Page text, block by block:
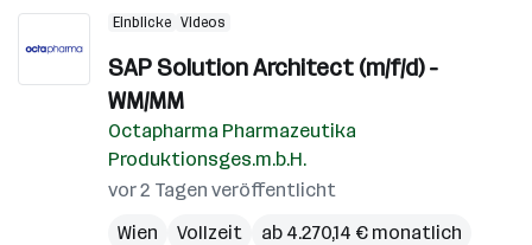
Einblicke Videos
SAP Solution Architect (m/f/d) -
WM/MM
Octapharma Pharmazeutika
Produktionsges.m.b.H.
vor 2 Tagen veröffentlicht
Wien
Vollzeit ab 4.270,14 € monatlich